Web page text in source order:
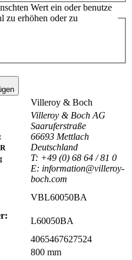
Wert ein oder benutze
zu erhöhen oder zu
Villeroy & Boch
Villeroy & Boch AG
Saaruferstraße
66693 Mettlach
Deutschland
T: +49 (0) 68 64 / 81 0
E: information@villeroy-
boch.com
VBL60050BA
L60050BA
4065467627524
800 mm